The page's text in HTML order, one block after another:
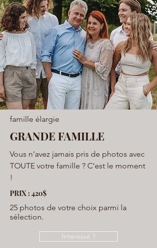
famille élargie
GRANDE FAMILLE
Vous n'avez jamais pris de photos avec
TOUTE votre famille ? C'est le moment
!
PRIX : 420$
25 photos de votre choix parmi la
sélection.
Interessé ?